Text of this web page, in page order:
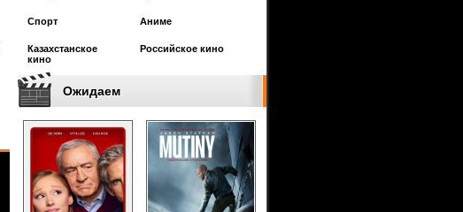
Спорт Аниме
Казахстанское
кино
Российское кино
Ожидаем